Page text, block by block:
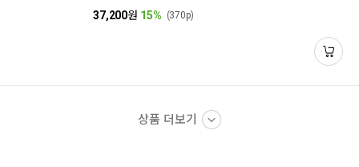
37,200원 15% (370p)
상품 더보기